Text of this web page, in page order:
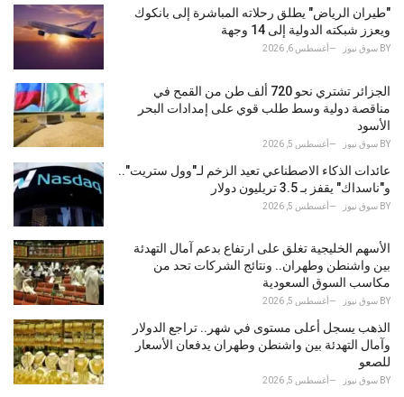
o
r
i
:
"طيران الرياض" يطلق رحلاته المباشرة إلى بانكوك
ويعزز شبكته الدولية إلى 14 وجهة
BY سوق نيوز أغسطس 6, 2026
الجزائر تشتري نحو 720 ألف طن من القمح في
مناقصة دولية وسط طلب قوي على إمدادات البحر
الأسود
BY سوق نيوز أغسطس 5, 2026
عائدات الذكاء الاصطناعي تعيد الزخم لـ"وول ستريت"..
و"ناسداك" يقفز بـ 3.5 تريليون دولار
BY سوق نيوز أغسطس 5, 2026
الأسهم الخليجية تغلق على ارتفاع بدعم آمال التهدئة
بين واشنطن وطهران.. ونتائج الشركات تحد من
مكاسب السوق السعودية
BY سوق نيوز أغسطس 5, 2026
الذهب يسجل أعلى مستوى في شهر.. تراجع الدولار
وآمال التهدئة بين واشنطن وطهران يدفعان الأسعار
للصعو
BY سوق نيوز أغسطس 5, 2026